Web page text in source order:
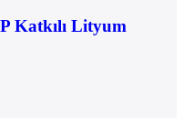
Katkılı Lityum